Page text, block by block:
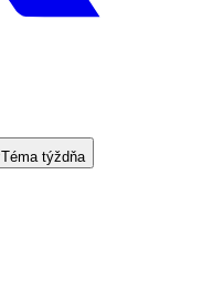
Téma týždňa